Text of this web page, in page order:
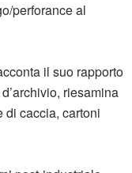
perforanceal
il suo rapporto
d’archivio, riesamina
di caccia, cartoni